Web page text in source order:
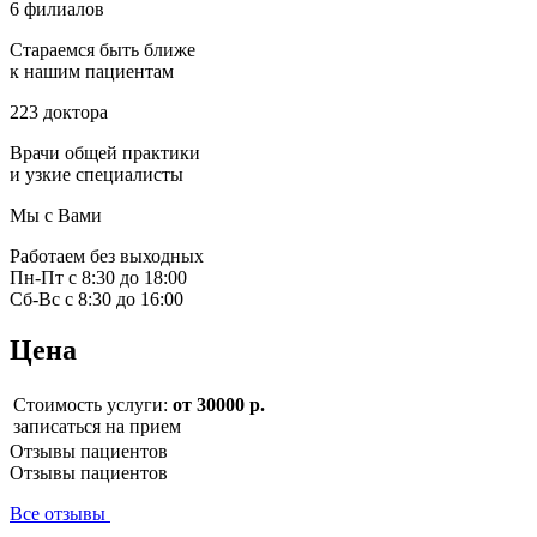
6 филиалов
Стараемся быть ближе
к нашим пациентам
223 доктора
Врачи общей практики
и узкие специалисты
Мы с Вами
Работаем без выходных
Пн-Пт с 8:30 до 18:00
Сб-Вс с 8:30 до 16:00
Цена
Стоимость услуги: от 30000 р.
записаться на прием
Отзывы пациентов
Отзывы пациентов
Все отзывы